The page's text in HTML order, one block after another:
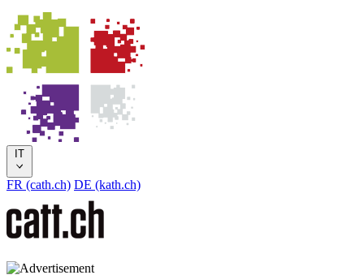
IT
FR (cath.ch) DE (kath.ch)